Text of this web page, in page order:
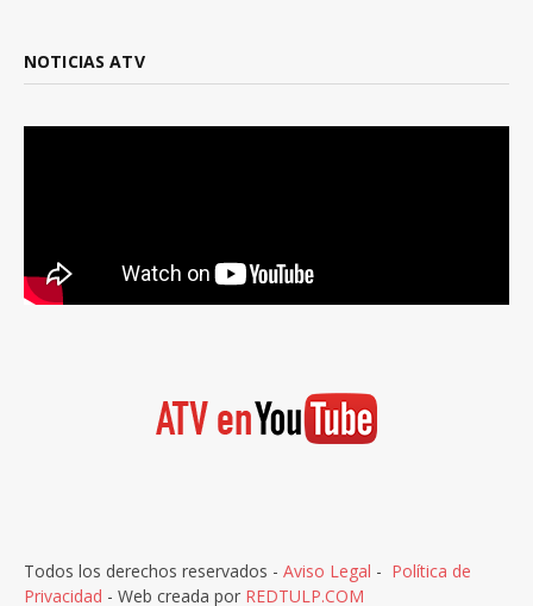
NOTICIAS ATV
Todos los derechos reservados - Aviso Legal - Política de
Privacidad - Web creada por REDTULP.COM